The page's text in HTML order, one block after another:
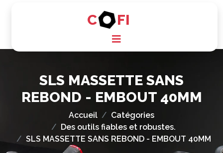
C FI
SLS MASSETTE SANS
REBOND - EMBOUT 40MM
Accueil
Catégories
Des outils fiables et robustes.
SLS MASSETTE SANS REBOND - EMBOUT 40MM